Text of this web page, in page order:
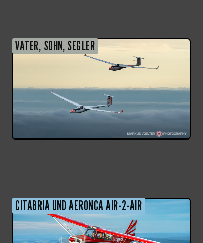
VATER, SOHN, SEGLER
CITABRIA UND AERONCA AIR-2-AIR